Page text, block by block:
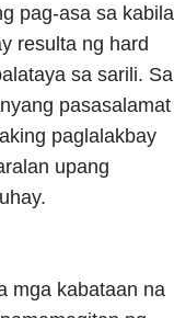
pag-asa sa kabila
resulta ng hard
sa sarili. Sa
pasasalamat
paglalakbay
upang
mga kabataan na